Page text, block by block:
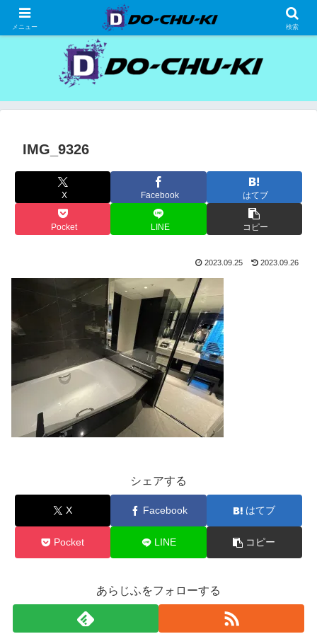
高級ホテルの格安宿泊研究、宿泊記
IMG_9326
X Facebook はてブ
Pocket LINE コピー
2023.09.25 2023.09.26
シェアする
X Facebook はてブ
Pocket LINE コピー
あらじふをフォローする
メニュー 検索